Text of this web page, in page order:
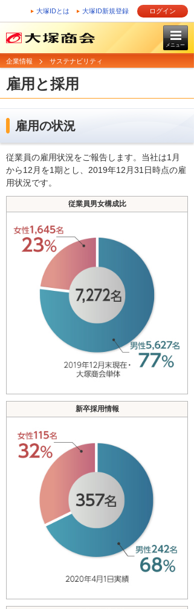
大塚IDとは 大塚ID新規登録 ログイン
メニュー
企業情報 サステナビリティ
雇用と採用
雇用の状況
従業員の雇用状況をご報告します。当社は1月
から12月を1期とし、2019年12月31日時点の雇
用状況です。
従業員男女構成比
新卒採用情報